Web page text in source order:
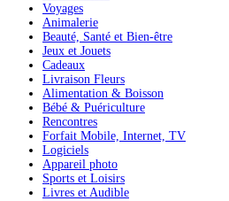
Voyages
Animalerie
Beauté, Santé et Bien-être
Jeux et Jouets
Cadeaux
Livraison Fleurs
Alimentation & Boisson
Bébé & Puériculture
Rencontres
Forfait Mobile, Internet, TV
Logiciels
Appareil photo
Sports et Loisirs
Livres et Audible